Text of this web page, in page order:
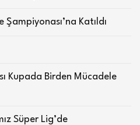
Şampiyonası’na Katıldı
Kupada Birden Mücadele
Süper Lig’de